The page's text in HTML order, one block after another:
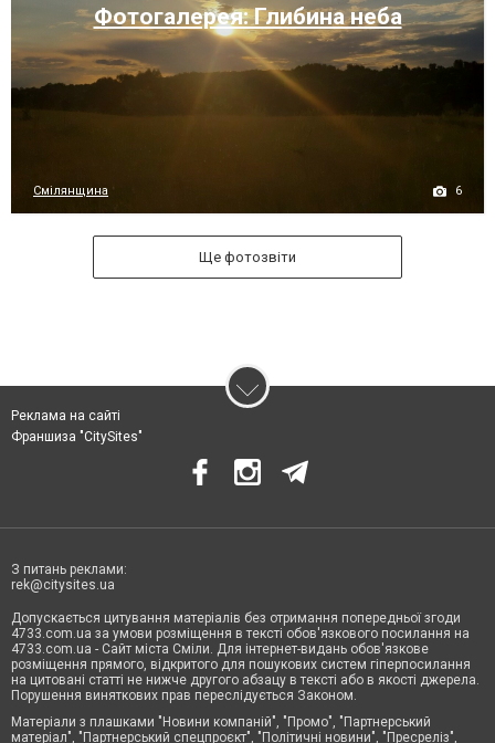
Фотогалерея: Глибина неба
Смілянщина 6
Ще фотозвіти
Реклама на сайті
Франшиза "CitySites"
З питань реклами:
rek@citysites.ua
Допускається цитування матеріалів без отримання попередньої згоди
4733.com.ua за умови розміщення в тексті обов'язкового посилання на
4733.com.ua - Сайт міста Сміли. Для інтернет-видань обов'язкове
розміщення прямого, відкритого для пошукових систем гіперпосилання
на цитовані статті не нижче другого абзацу в тексті або в якості джерела.
Порушення виняткових прав переслідується Законом.
Матеріали з плашками "Новини компаній", "Промо", "Партнерський
матеріал", "Партнерський спецпроєкт", "Політичні новини", "Пресреліз",